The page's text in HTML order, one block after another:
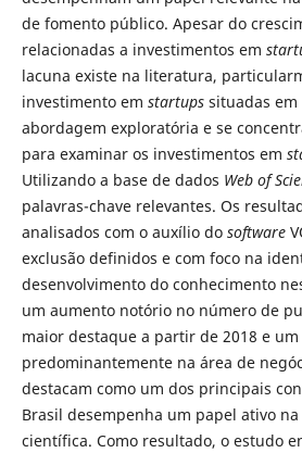
de fomento público. Apesar do
relacionadas a investimentos em
lacuna existe na literatura,
investimento em startupssituadas em
abordagem exploratória e se
para examinar os investimentos em
Utilizando a base de dados Web of
palavras-chave relevantes. Os
analisados com o auxílio do software
exclusão definidos e com foco na
desenvolvimento do conhecimento
um aumento notório no número de
maior destaque a partir de 2018 e um
predominantemente na área de
destacam como um dos principais
Brasil desempenha um papel ativo
científica. Como resultado, o estudo